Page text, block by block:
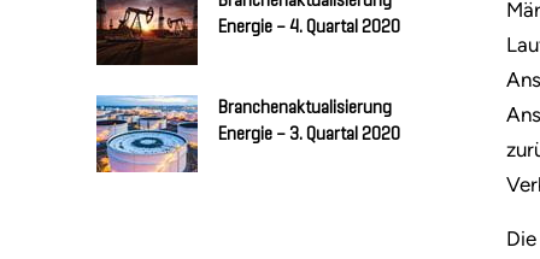
Energie – 4. Quartal 2020
Branchenaktualisierung
Energie – 3. Quartal 2020